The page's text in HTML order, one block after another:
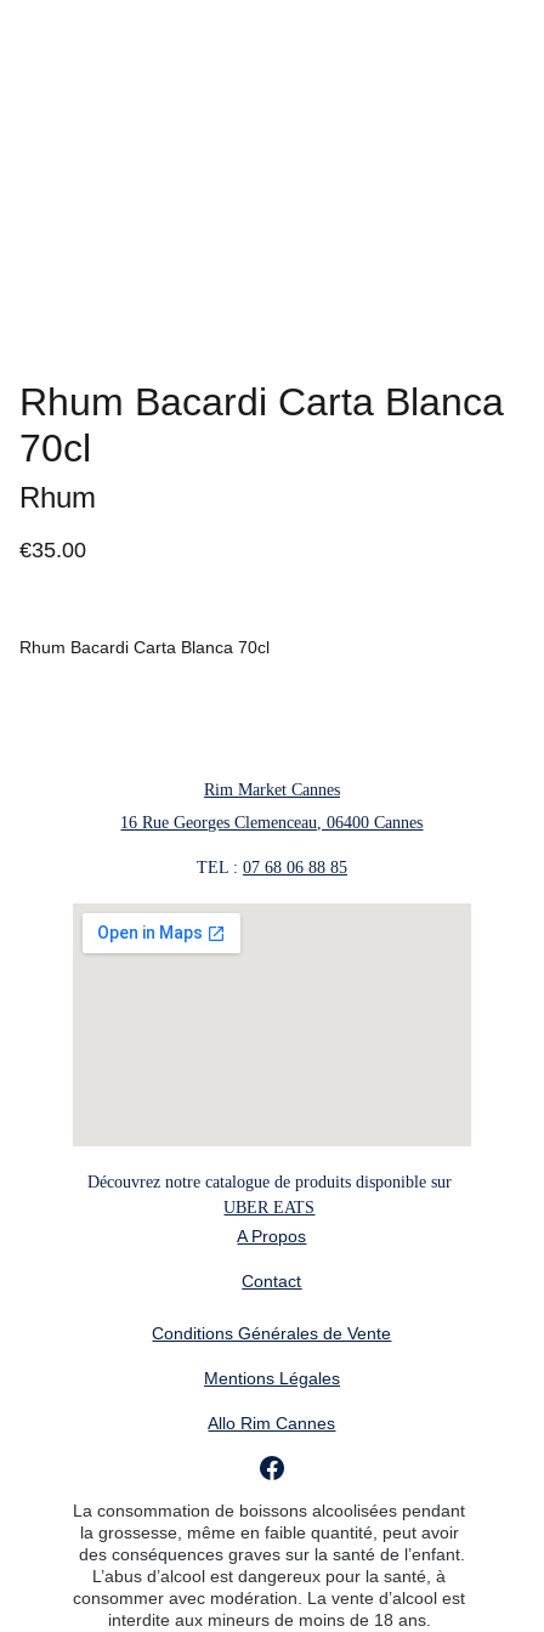
Rhum Bacardi Carta Blanca
70cl
Rhum
€35.00
Rhum Bacardi Carta Blanca 70cl
Contact
A Propos
La consommation de boissons alcoolisées pendant
la grossesse, même en faible quantité, peut avoir
des conséquences graves sur la santé de l’enfant.
L’abus d’alcool est dangereux pour la santé, à
consommer avec modération. La vente d’alcool est
interdite aux mineurs de moins de 18 ans.
Conditions Générales de Vente
Mentions Légales
Allo Rim Cannes
Découvrez notre catalogue de produits disponible sur
UBER EATS
Rim Market Cannes
16 Rue Georges Clemenceau, 06400 Cannes
TEL : 07 68 06 88 85